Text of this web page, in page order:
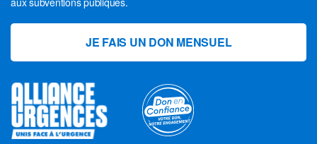
JE FAIS UN DON MENSUEL